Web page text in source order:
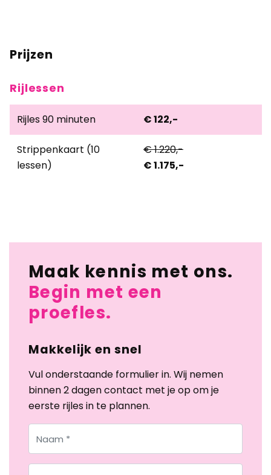
Prijzen
Rijlessen
Rijles 90 minuten €122,-
Strippenkaart (10
lessen)
€1.220,-
€1.175,-
Maak kennis met ons.
Begin met een
proefles.
Makkelijk en snel
Vul onderstaande formulier in. Wij nemen
binnen 2 dagen contact met je op om je
eerste rijles in te plannen.